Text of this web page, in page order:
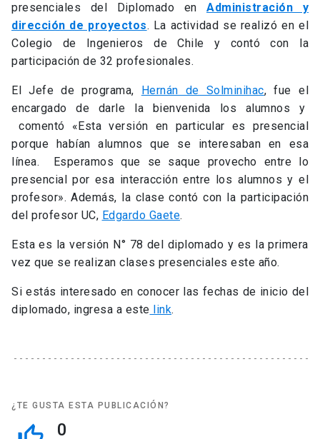
presenciales del Diplomado en Administración y
dirección de proyectos. La actividad se realizó en el
Colegio de Ingenieros de Chile y contó con la
participación de 32 profesionales.
El Jefe de programa, Hernán de Solminihac, fue el
encargado de darle la bienvenida los alumnos y
comentó «Esta versión en particular es presencial
porque habían alumnos que se interesaban en esa
línea. Esperamos que se saque provecho entre lo
presencial por esa interacción entre los alumnos y el
profesor». Además, la clase contó con la participación
del profesor UC, Edgardo Gaete.
Esta es la versión N° 78 del diplomado y es la primera
vez que se realizan clases presenciales este año.
Si estás interesado en conocer las fechas de inicio del
diplomado, ingresa a este link.
¿TE GUSTA ESTA PUBLICACIÓN?
0